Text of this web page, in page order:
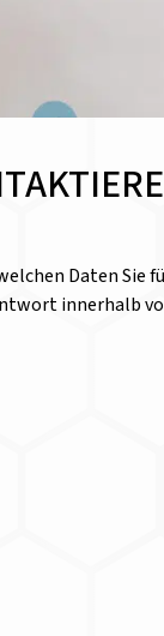
Daten
innerhalb